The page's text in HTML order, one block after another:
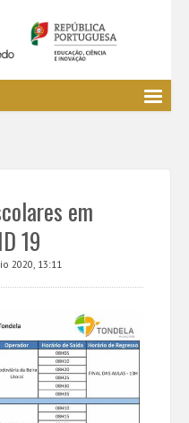
em
19
2020, 13:11